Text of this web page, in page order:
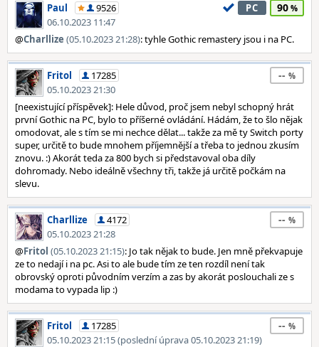
Paul
9526
06.10.2023 11:47
PC 90
@Charllize (05.10.2023 21:28): tyhle Gothic remastery jsou i na PC.
Fritol
17285
05.10.2023 21:30
--
[neexistující příspěvek]: Hele důvod, proč jsem nebyl schopný hrát
první Gothic na PC, bylo to příšerné ovládání. Hádám, že to šlo nějak
omodovat, ale s tím se mi nechce dělat... takže za mě ty Switch porty
super, určitě to bude mnohem příjemnější a třeba to jednou zkusím
znovu. :) Akorát teda za 800 bych si představoval oba díly
dohromady. Nebo ideálně všechny tři, takže já určitě počkám na
slevu.
Charllize
4172
05.10.2023 21:28
--
@Fritol (05.10.2023 21:15): Jo tak nějak to bude. Jen mně překvapuje
ze to nedají i na pc. Asi to ale bude tím ze ten rozdíl není tak
obrovský oproti původním verzím a zas by akorát poslouchali ze s
modama to vypada lip :)
Fritol
17285
05.10.2023 21:15 (poslední úprava 05.10.2023 21:19)
--